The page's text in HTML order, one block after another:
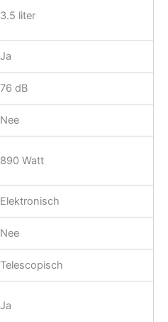
3.5 liter
Ja
76 dB
Nee
890 Watt
Elektronisch
Nee
Telescopisch
Ja